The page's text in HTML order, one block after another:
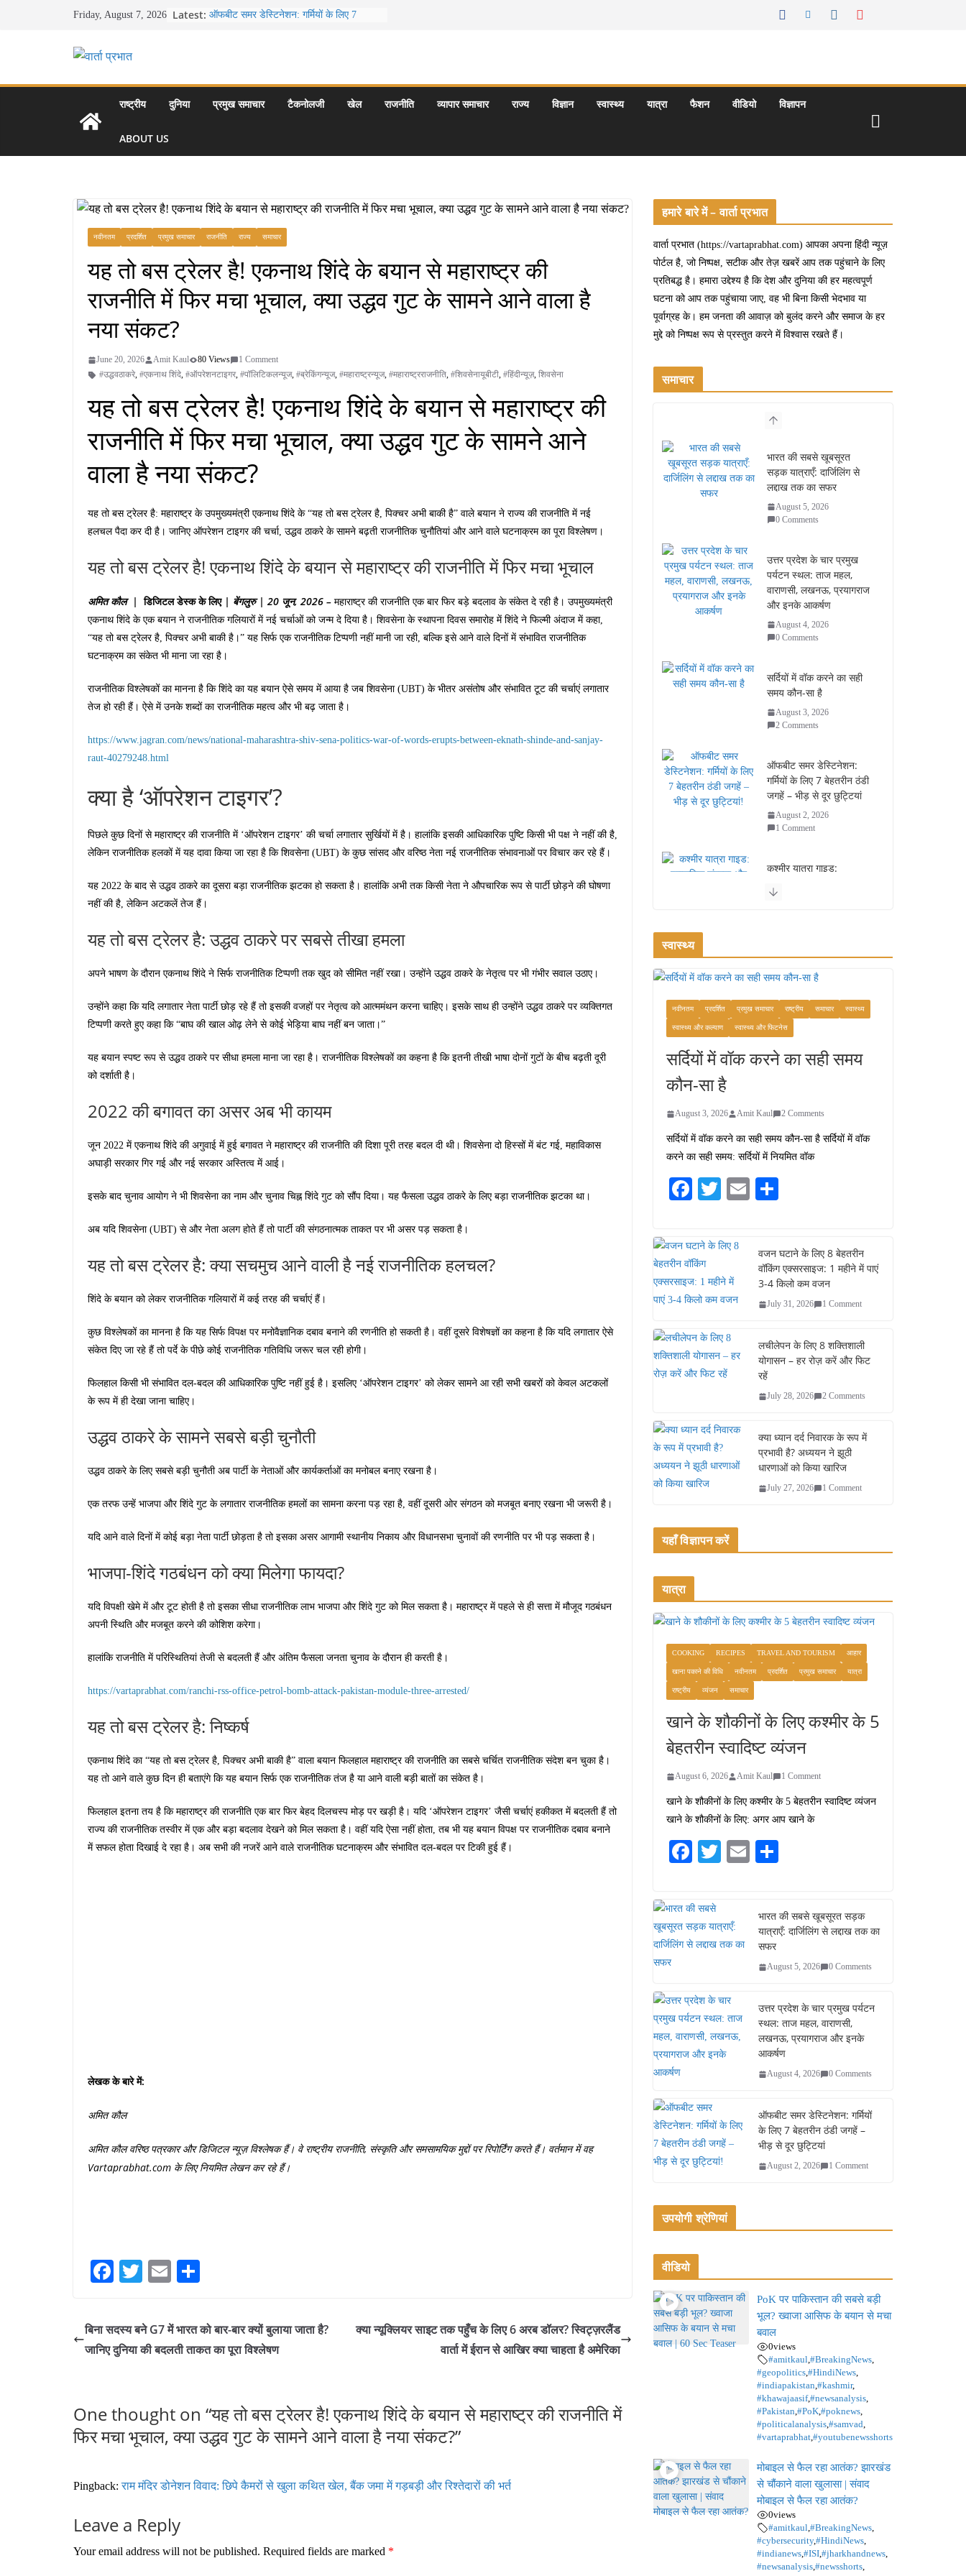
Friday, August 7, 2026 Latest: ऑफबीट समर डेस्टिनेशन: गर्मियों के लिए 7
से लद्दाख तक का सफर
उत्तर प्रदेश के चार प्रमुख पर्यटन स्थल: ताज
राष्ट्रीय दुनिया प्रमुख समाचार टैकनोलजी खेल राजनीति व्यापार समाचार राज्य विज्ञान स्वास्थ्य यात्रा फैशन वीडियो विज्ञापन
ABOUT US
नवीनतम प्रदर्शित प्रमुख समाचार राजनीति राज्य समाचार
यह तो बस ट्रेलर है! एकनाथ शिंदे के बयान से महाराष्ट्र की
राजनीति में फिर मचा भूचाल, क्या उद्धव गुट के सामने आने वाला है
नया संकट?
June 20, 2026 Amit Kaul 80 Views
1 Comment
#उद्धवठाकरे, #एकनाथ शिंदे, #ऑपरेशनटाइगर, #पॉलिटिकलन्यूज, #ब्रेकिंगन्यूज, #महाराष्ट्रन्यूज, #महाराष्ट्रराजनीति, #शिवसेनायूबीटी, #हिंदीन्यूज़, शिवसेना
यह तो बस ट्रेलर है! एकनाथ शिंदे के बयान से महाराष्ट्र की
राजनीति में फिर मचा भूचाल, क्या उद्धव गुट के सामने आने
वाला है नया संकट?
यह तो बस ट्रेलर है: महाराष्ट्र के उपमुख्यमंत्री एकनाथ शिंदे के “यह तो बस ट्रेलर है, पिक्चर अभी बाकी है” वाले बयान ने राज्य की राजनीति में नई
हलचल पैदा कर दी है। जानिए ऑपरेशन टाइगर की चर्चा, उद्धव ठाकरे के सामने बढ़ती राजनीतिक चुनौतियां और आने वाले घटनाक्रम का पूरा विश्लेषण।
यह तो बस ट्रेलर है! एकनाथ शिंदे के बयान से महाराष्ट्र की राजनीति में फिर मचा भूचाल
अमित कौल |डिजिटलडेस्ककेलिए| बेंगलुरु | 20 जून, 2026 – महाराष्ट्र की राजनीति एक बार फिर बड़े बदलाव के संकेत दे रही है। उपमुख्यमंत्री
एकनाथ शिंदे के एक बयान ने राजनीतिक गलियारों में नई चर्चाओं को जन्म दे दिया है। शिवसेना के स्थापना दिवस समारोह में शिंदे ने फिल्मी अंदाज में कहा,
“यह तो बस ट्रेलर है, पिक्चर अभी बाकी है।” यह सिर्फ एक राजनीतिक टिप्पणी नहीं मानी जा रही, बल्कि इसे आने वाले दिनों में संभावित राजनीतिक
घटनाक्रम का संकेत भी माना जा रहा है।
राजनीतिक विश्लेषकों का मानना है कि शिंदे का यह बयान ऐसे समय में आया है जब शिवसेना (UBT) के भीतर असंतोष और संभावित टूट की चर्चाएं लगातार
तेज हो रही हैं। ऐसे में उनके शब्दों का राजनीतिक महत्व और भी बढ़ जाता है।
https://www.jagran.com/news/national-maharashtra-shiv-sena-politics-war-of-words-erupts-between-eknath-shinde-and-sanjay-
raut-40279248.html
क्या है ‘ऑपरेशन टाइगर’?
पिछले कुछ दिनों से महाराष्ट्र की राजनीति में ‘ऑपरेशन टाइगर’ की चर्चा लगातार सुर्खियों में है। हालांकि इसकी आधिकारिक पुष्टि किसी भी पक्ष ने नहीं की है,
लेकिन राजनीतिक हलकों में यह दावा किया जा रहा है कि शिवसेना (UBT) के कुछ सांसद और वरिष्ठ नेता नई राजनीतिक संभावनाओं पर विचार कर रहे हैं।
यह 2022 के बाद से उद्धव ठाकरे का दूसरा बड़ा राजनीतिक झटका हो सकता है। हालांकि अभी तक किसी नेता ने औपचारिक रूप से पार्टी छोड़ने की घोषणा
नहीं की है, लेकिन अटकलें तेज हैं।
यह तो बस ट्रेलर है: उद्धव ठाकरे पर सबसे तीखा हमला
अपने भाषण के दौरान एकनाथ शिंदे ने सिर्फ राजनीतिक टिप्पणी तक खुद को सीमित नहीं रखा। उन्होंने उद्धव ठाकरे के नेतृत्व पर भी गंभीर सवाल उठाए।
उन्होंने कहा कि यदि लगातार नेता पार्टी छोड़ रहे हैं तो इसकी वजहों पर नेतृत्व को आत्ममंथन करना चाहिए। इसके साथ ही उन्होंने उद्धव ठाकरे पर व्यक्तिगत
टिप्पणी करते हुए कहा कि “बाघ की खाल ओढ़ लेने से कोई भेड़िया बाघ नहीं बन जाता।”
यह बयान स्पष्ट रूप से उद्धव ठाकरे पर सीधा हमला माना जा रहा है। राजनीतिक विश्लेषकों का कहना है कि इतनी तीखी भाषा दोनों गुटों के बीच बढ़ती दूरी
को दर्शाती है।
2022 की बगावत का असर अब भी कायम
जून 2022 में एकनाथ शिंदे की अगुवाई में हुई बगावत ने महाराष्ट्र की राजनीति की दिशा पूरी तरह बदल दी थी। शिवसेना दो हिस्सों में बंट गई, महाविकास
अघाड़ी सरकार गिर गई और नई सरकार अस्तित्व में आई।
इसके बाद चुनाव आयोग ने भी शिवसेना का नाम और चुनाव चिह्न शिंदे गुट को सौंप दिया। यह फैसला उद्धव ठाकरे के लिए बड़ा राजनीतिक झटका था।
अब यदि शिवसेना (UBT) से और नेता अलग होते हैं तो पार्टी की संगठनात्मक ताकत पर भी असर पड़ सकता है।
यह तो बस ट्रेलर है: क्या सचमुच आने वाली है नई राजनीतिक हलचल?
शिंदे के बयान को लेकर राजनीतिक गलियारों में कई तरह की चर्चाएं हैं।
कुछ विश्लेषकों का मानना है कि यह सिर्फ विपक्ष पर मनोवैज्ञानिक दबाव बनाने की रणनीति हो सकती है। वहीं दूसरे विशेषज्ञों का कहना है कि यदि लगातार ऐसे
संकेत दिए जा रहे हैं तो पर्दे के पीछे कोई राजनीतिक गतिविधि जरूर चल रही होगी।
फिलहाल किसी भी संभावित दल-बदल की आधिकारिक पुष्टि नहीं हुई है। इसलिए ‘ऑपरेशन टाइगर’ को लेकर सामने आ रही सभी खबरों को केवल अटकलों
के रूप में ही देखा जाना चाहिए।
उद्धव ठाकरे के सामने सबसे बड़ी चुनौती
उद्धव ठाकरे के लिए सबसे बड़ी चुनौती अब पार्टी के नेताओं और कार्यकर्ताओं का मनोबल बनाए रखना है।
एक तरफ उन्हें भाजपा और शिंदे गुट के लगातार राजनीतिक हमलों का सामना करना पड़ रहा है, वहीं दूसरी ओर संगठन को मजबूत बनाए रखना भी जरूरी है।
यदि आने वाले दिनों में कोई बड़ा नेता पार्टी छोड़ता है तो इसका असर आगामी स्थानीय निकाय और विधानसभा चुनावों की रणनीति पर भी पड़ सकता है।
भाजपा-शिंदे गठबंधन को क्या मिलेगा फायदा?
यदि विपक्षी खेमे में और टूट होती है तो इसका सीधा राजनीतिक लाभ भाजपा और शिंदे गुट को मिल सकता है। महाराष्ट्र में पहले से ही सत्ता में मौजूद गठबंधन
अपनी स्थिति और मजबूत करने की कोशिश करेगा।
हालांकि राजनीति में परिस्थितियां तेजी से बदलती हैं और अंतिम फैसला जनता चुनाव के दौरान ही करती है।
https://vartaprabhat.com/ranchi-rss-office-petrol-bomb-attack-pakistan-module-three-arrested/
यह तो बस ट्रेलर है: निष्कर्ष
एकनाथ शिंदे का “यह तो बस ट्रेलर है, पिक्चर अभी बाकी है” वाला बयान फिलहाल महाराष्ट्र की राजनीति का सबसे चर्चित राजनीतिक संदेश बन चुका है।
यह तो आने वाले कुछ दिन ही बताएंगे कि यह बयान सिर्फ एक राजनीतिक तंज है या आने वाली बड़ी बातों का संकेत है।
फिलहाल इतना तय है कि महाराष्ट्र की राजनीति एक बार फिर बेहद दिलचस्प मोड़ पर खड़ी है। यदि ‘ऑपरेशन टाइगर’ जैसी चर्चाएं हकीकत में बदलती हैं तो
राज्य की राजनीतिक तस्वीर में एक और बड़ा बदलाव देखने को मिल सकता है। वहीं यदि ऐसा नहीं होता, तब भी यह बयान विपक्ष पर राजनीतिक दबाव बनाने
में सफल होता दिखाई दे रहा है। अब सभी की नजरें आने वाले राजनीतिक घटनाक्रम और संभावित दल-बदल पर टिकी हुई हैं।
लेखक के बारे में:
अमित कौल
अमित कौल वरिष्ठ पत्रकार और डिजिटल न्यूज़ विश्लेषक हैं। वे राष्ट्रीय राजनीति, संस्कृति और समसामयिक मुद्दों पर रिपोर्टिंग करते हैं। वर्तमान में वह
Vartaprabhat.com के लिए नियमित लेखन कर रहे हैं।
Fa
ok
T
tte
r
E
ail
re
बिना सदस्य बने G7 में भारत को बार-बार क्यों बुलाया जाता है?
जानिए दुनिया की बदलती ताकत का पूरा विश्लेषण
क्या न्यूक्लियर साइट तक पहुँच के लिए 6 अरब डॉलर? स्विट्ज़रलैंड
वार्ता में ईरान से आखिर क्या चाहता है अमेरिका
One thought on “यह तो बस ट्रेलर है! एकनाथ शिंदे के बयान से महाराष्ट्र की राजनीति में
फिर मचा भूचाल, क्या उद्धव गुट के सामने आने वाला है नया संकट?”
Pingback:राम मंदिर डोनेशन विवाद: छिपे कैमरों से खुला कथित खेल, बैंक जमा में गड़बड़ी और रिश्तेदारों की भर्त
Leave a Reply
Your email address will not be published. Required fields are marked *
हमारे बारे में – वार्ता प्रभात
वार्ता प्रभात (https://vartaprabhat.com) आपका अपना हिंदी न्यूज़
पोर्टल है, जो निष्पक्ष, सटीक और तेज़ खबरें आप तक पहुंचाने के लिए
प्रतिबद्ध है। हमारा उद्देश्य है कि देश और दुनिया की हर महत्वपूर्ण
घटना को आप तक पहुंचाया जाए, वह भी बिना किसी भेदभाव या
पूर्वाग्रह के। हम जनता की आवाज़ को बुलंद करने और समाज के हर
मुद्दे को निष्पक्ष रूप से प्रस्तुत करने में विश्वास रखते हैं।
समाचार
भारत की सबसे खूबसूरत
सड़क यात्राएँ: दार्जिलिंग से
लद्दाख तक का सफर
August 5, 2026
0 Comments
उत्तर प्रदेश के चार प्रमुख
पर्यटन स्थल: ताज महल,
वाराणसी, लखनऊ, प्रयागराज
और इनके आकर्षण
August 4, 2026
0 Comments
सर्दियों में वॉक करने का सही
समय कौन-सा है
August 3, 2026
2 Comments
ऑफबीट समर डेस्टिनेशन:
गर्मियों के लिए 7 बेहतरीन ठंडी
जगहें – भीड़ से दूर छुट्टियां
August 2, 2026
1 Comment
कश्मीर यात्रा गाइड:
स्वादिष्ट भोजन का अनूठा संगम
वजन घटाने के लिए 8 बेहतरीन
वॉकिंग एक्सरसाइज: 1 महीने में
पाएं 3-4 किलो कम वजन
July 31, 2026 1 Comment
रामेश्वरम यात्रा गाइड: पवित्र
July 30, 2026
खाने के शौकीनों के लिए
व्यंजन
August 6, 2026
स्वास्थ्य
नवीनतम प्रदर्शित प्रमुख समाचार राष्ट्रीय समाचार स्वास्थ्य
स्वास्थ्य और कल्याण स्वास्थ्य और फिटनेस
सर्दियों में वॉक करने का सही समय
कौन-सा है
August 3, 2026 Amit Kaul 2 Comments
सर्दियों में वॉक करने का सही समय कौन-सा है सर्दियों में वॉक
करने का सही समय: सर्दियों में नियमित वॉक
Fa
bo
ok
T
tte
r
E
वजन घटाने के लिए 8 बेहतरीन
वॉकिंग एक्सरसाइज: 1 महीने में पाएं
3-4 किलो कम वजन
July 31, 2026 1 Comment
लचीलेपन के लिए 8 शक्तिशाली
योगासन – हर रोज़ करें और फिट
रहें
July 28, 2026 2 Comments
क्या ध्यान दर्द निवारक के रूप में
प्रभावी है? अध्ययन ने झूठी
धारणाओं को किया खारिज
July 27, 2026 1 Comment
यहाँ विज्ञापन करें
यात्रा
COOKING RECIPES TRAVEL AND TOURISM आहार
खाना पकाने की विधि नवीनतम प्रदर्शित प्रमुख समाचार यात्रा
राष्ट्रीय व्यंजन समाचार
खाने के शौकीनों के लिए कश्मीर के 5
बेहतरीन स्वादिष्ट व्यंजन
August 6, 2026 Amit Kaul 1 Comment
खाने के शौकीनों के लिए कश्मीर के 5 बेहतरीन स्वादिष्ट व्यंजन
खाने के शौकीनों के लिए: अगर आप खाने के
Fa
bo
ok
T
r
E
भारत की सबसे खूबसूरत सड़क
यात्राएँ: दार्जिलिंग से लद्दाख तक का
सफर
August 5, 2026 0 Comments
उत्तर प्रदेश के चार प्रमुख पर्यटन
स्थल: ताज महल, वाराणसी,
लखनऊ, प्रयागराज और इनके
आकर्षण
August 4, 2026 0 Comments
ऑफबीट समर डेस्टिनेशन: गर्मियों
के लिए 7 बेहतरीन ठंडी जगहें –
भीड़ से दूर छुट्टियां
August 2, 2026 1 Comment
उपयोगी श्रेणियां
वीडियो
PoK पर पाकिस्तान की सबसे बड़ी
भूल? ख्वाजा आसिफ के बयान से मचा
बवाल
0views
#amitkaul,#BreakingNews,
#geopolitics,#HindiNews,
#indiapakistan,#kashmir,
#khawajaasif,#newsanalysis,
#Pakistan,#PoK,#poknews,
#politicalanalysis,#samvad,
#vartaprabhat,#youtubenewsshorts
मोबाइल से फैल रहा आतंक? झारखंड
से चौंकाने वाला खुलासा | संवाद
मोबाइल से फैल रहा आतंक?
0views
#amitkaul,#BreakingNews,
#cybersecurity,#HindiNews,
#indianews,#ISI,#jharkhandnews,
#newsanalysis,#newsshorts,